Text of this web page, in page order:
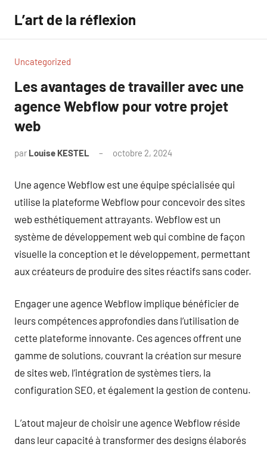
contenu
L’art de la réflexion
Uncategorized
Les avantages de travailler avec une
agence Webflow pour votre projet
web
par Louise KESTEL octobre 2, 2024
Une agence Webflow est une équipe spécialisée qui
utilise la plateforme Webflow pour concevoir des sites
web esthétiquement attrayants. Webflow est un
système de développement web qui combine de façon
visuelle la conception et le développement, permettant
aux créateurs de produire des sites réactifs sans coder.
Engager une agence Webflow implique bénéficier de
leurs compétences approfondies dans l’utilisation de
cette plateforme innovante. Ces agences offrent une
gamme de solutions, couvrant la création sur mesure
de sites web, l’intégration de systèmes tiers, la
configuration SEO, et également la gestion de contenu.
L’atout majeur de choisir une agence Webflow réside
dans leur capacité à transformer des designs élaborés